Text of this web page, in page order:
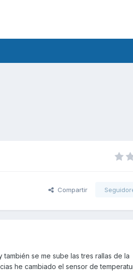
Compartir
se me sube las tres rallas de la
he cambiado el sensor de